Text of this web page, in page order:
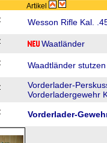
Artikel
Wesson Rifle Kal.
Waatländer
Waadtländer stutzen
Vorderlader-
Vorderladergewehr
Vorderlader-